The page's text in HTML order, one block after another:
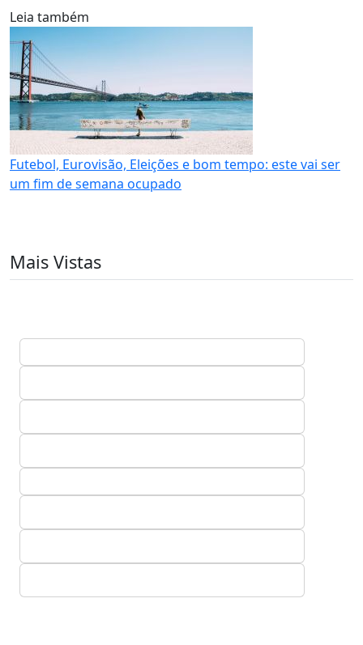
Leia também
Futebol, Eurovisão, Eleições e bom tempo: este vai ser
um fim de semana ocupado
Mais Vistas